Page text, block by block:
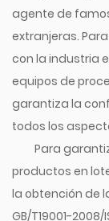
agente de
extranjeras.
con la industria
equipos de
garantiza la
todos los
Para
productos en
la obtención de
GB/T19001-